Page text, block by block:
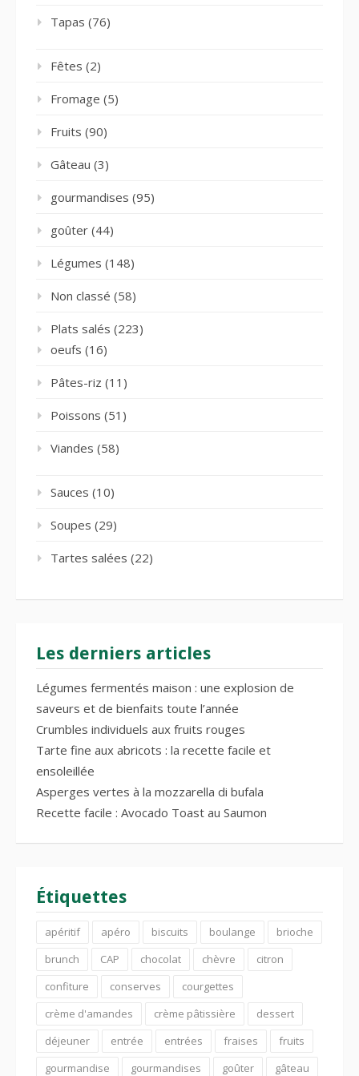
Tapas (76)
Fêtes (2)
Fromage (5)
Fruits (90)
Gâteau (3)
gourmandises (95)
goûter (44)
Légumes (148)
Non classé (58)
Plats salés (223)
oeufs (16)
Pâtes-riz (11)
Poissons (51)
Viandes (58)
Sauces (10)
Soupes (29)
Tartes salées (22)
Les derniers articles
Légumes fermentés maison : une explosion de
saveurs et de bienfaits toute l’année
Crumbles individuels aux fruits rouges
Tarte fine aux abricots : la recette facile et
ensoleillée
Asperges vertes à la mozzarella di bufala
Recette facile : Avocado Toast au Saumon
Étiquettes
apéritif apéro biscuits boulange
brioche
brunch
CAP chocolat chèvre
citron
confiture
conserves
courgettes
crème d'amandes
crème pâtissière
dessert
déjeuner
entrée entrées fraises
fruits
gourmandise
gourmandises goûter gâteau